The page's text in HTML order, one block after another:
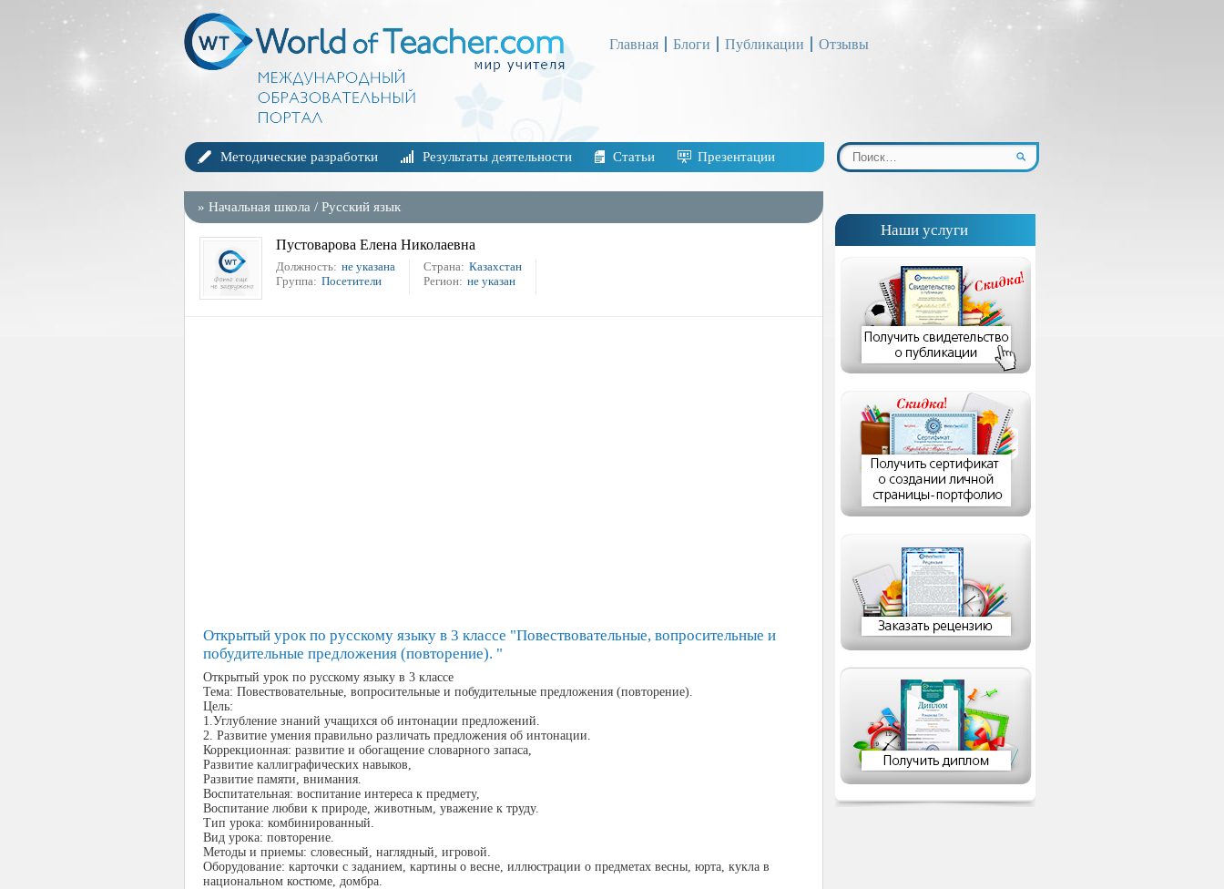
Главная Блоги Публикации Отзывы
Методические разработки Результаты деятельности Статьи Презентации
» Начальная школа / Русский язык
Пустоварова Елена Николаевна
Должность: не указана
Группа: Посетители
Страна: Казахстан
Регион: не указан
Открытый урок по русскому языку в 3 классе "Повествовательные, вопросительные и
побудительные предложения (повторение). "
Открытый урок по русскому языку в 3 классе
Тема: Повествовательные, вопросительные и побудительные предложения (повторение).
Цель:
1.Углубление знаний учащихся об интонации предложений.
2. Развитие умения правильно различать предложения об интонации.
Коррекционная: развитие и обогащение словарного запаса,
Развитие каллиграфических навыков,
Развитие памяти, внимания.
Воспитательная: воспитание интереса к предмету,
Воспитание любви к природе, животным, уважение к труду.
Тип урока: комбинированный.
Вид урока: повторение.
Методы и приемы: словесный, наглядный, игровой.
Оборудование: карточки с заданием, картины о весне, иллюстрации о предметах весны, юрта, кукла в
национальном костюме, домбра.
Наши услуги